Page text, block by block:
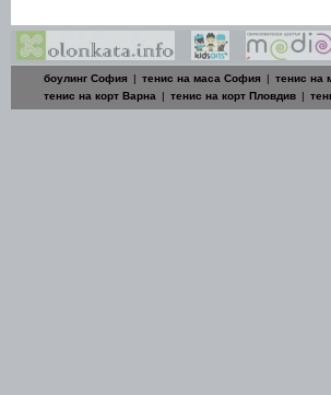
боулинг София | тенис на маса София | тенис на
тенис на корт Варна
| тенис на корт Пловдив |